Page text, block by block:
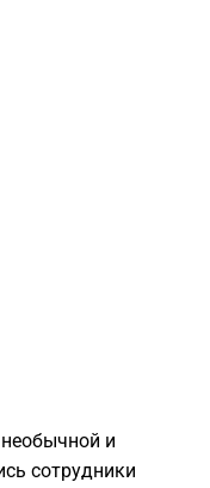
и
сотрудники